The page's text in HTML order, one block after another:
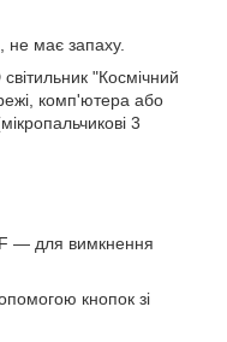
не має запаху.
світильник "Космічний
комп'ютера або
3
— для вимкнення
кнопок зі